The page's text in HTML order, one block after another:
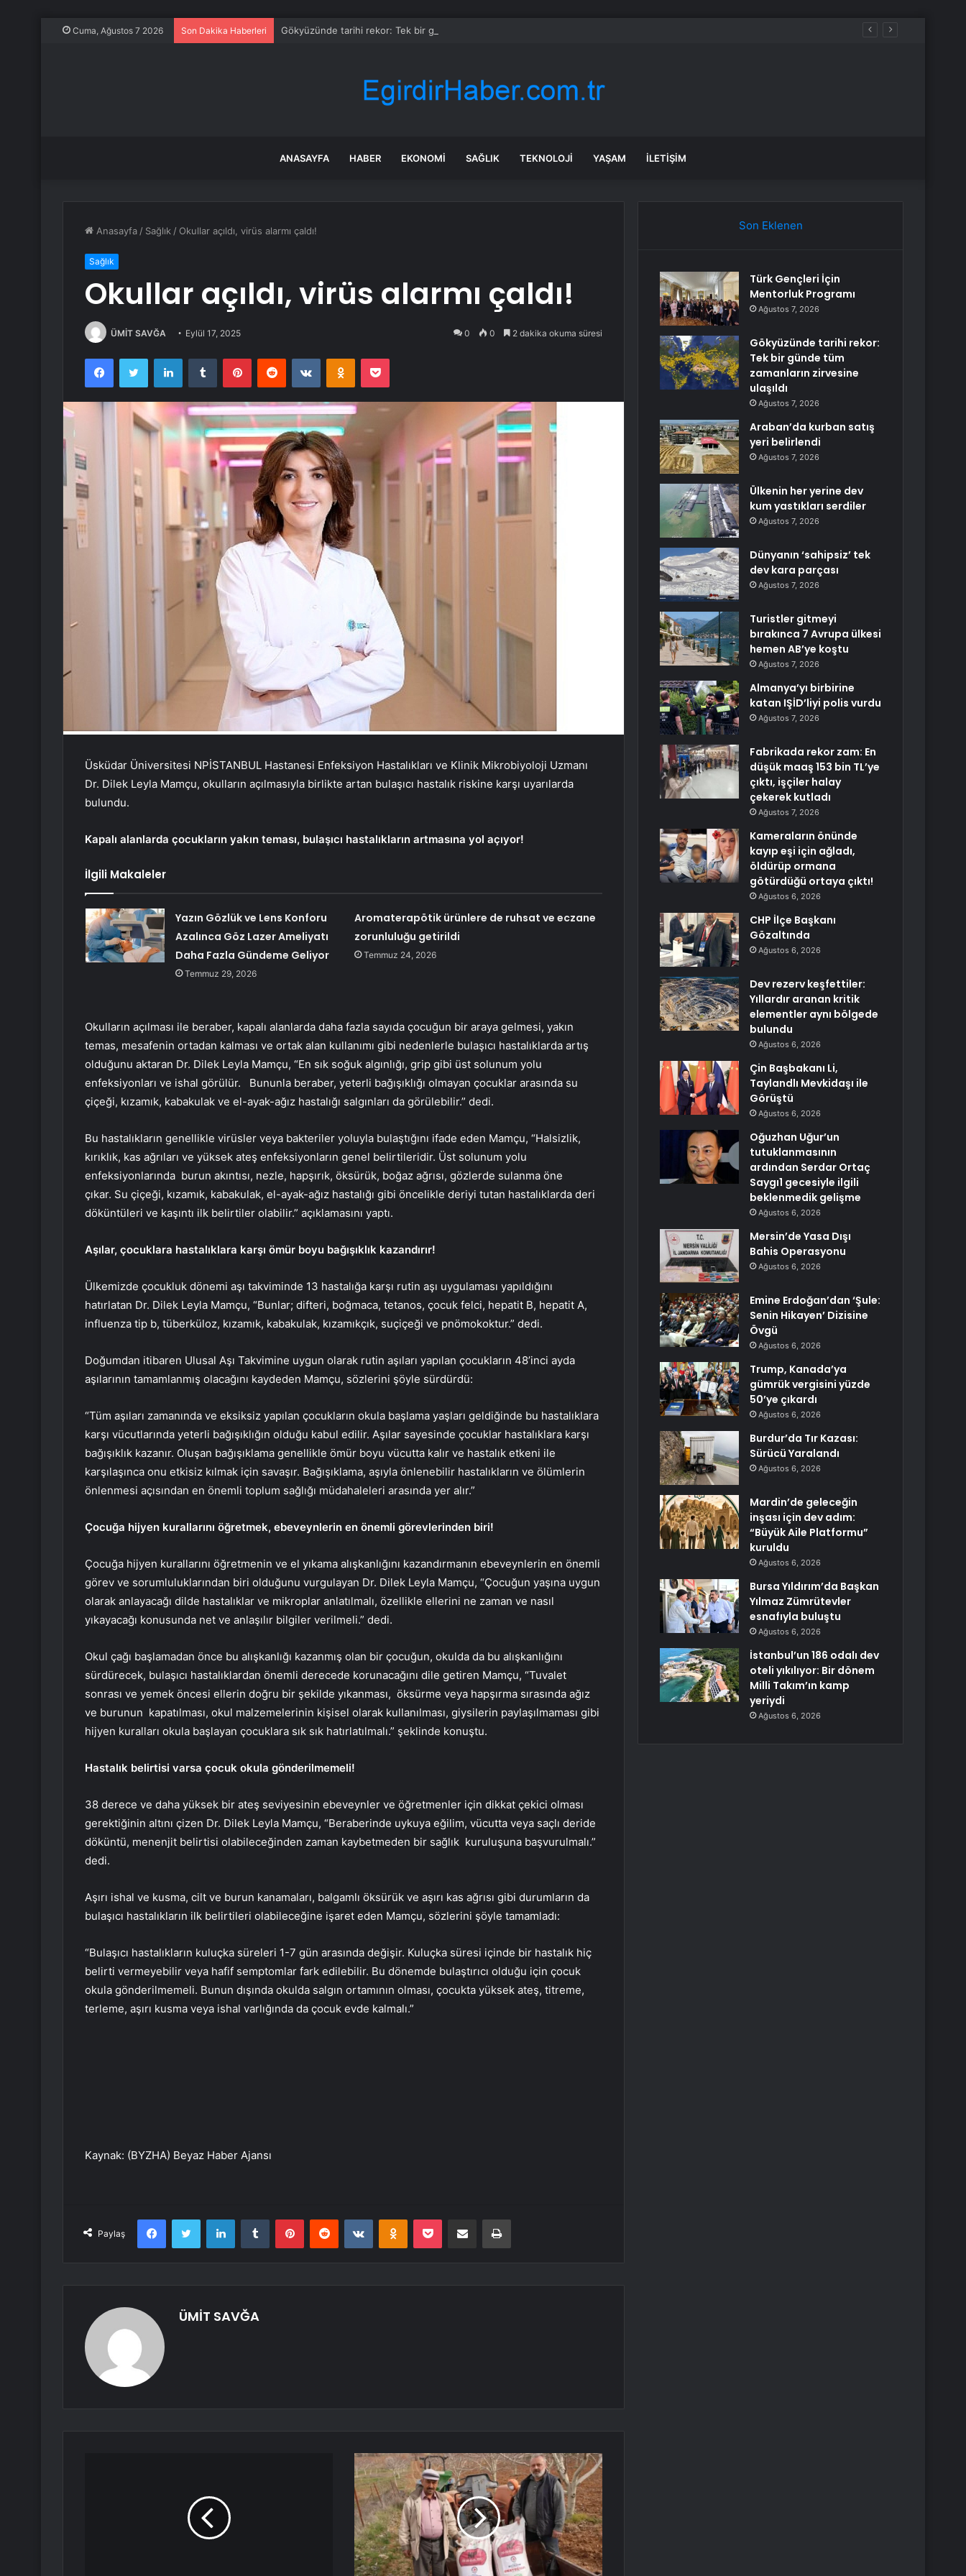
Cuma, Ağustos 7 2026 Son Dakika Haberleri Gökyüzünde tarihi rekor: Tek bir günde tüm zamanların zirvesine ulaşıldı
ANASAYFA HABER EKONOMI SAĞLIK TEKNOLOJI YAŞAM İLETIŞIM
Anasayfa / Sağlık / Okullar açıldı, virüs alarmı çaldı!
Sağlık
Okullar açıldı, virüs alarmı çaldı!
ÜMİT SAVĞA Eylül 17, 2025 0 0 2 dakika okuma süresi
FacebookTwitter LinkedInTumblr PinterestReddit VKontakteOdnoklassniki
Pocket
Üsküdar Üniversitesi NPİSTANBUL Hastanesi Enfeksiyon Hastalıkları ve Klinik Mikrobiyoloji Uzmanı
Dr. Dilek Leyla Mamçu, okulların açılmasıyla birlikte artan bulaşıcı hastalık riskine karşı uyarılarda
bulundu.
Kapalı alanlarda çocukların yakın teması, bulaşıcı hastalıkların artmasına yol açıyor!
İlgili Makaleler
Yazın Gözlük ve Lens Konforu
Azalınca Göz Lazer Ameliyatı
Daha Fazla Gündeme Geliyor
Temmuz 29, 2026
Aromaterapötik ürünlere de ruhsat ve eczane
zorunluluğu getirildi
Temmuz 24, 2026
Okulların açılması ile beraber, kapalı alanlarda daha fazla sayıda çocuğun bir araya gelmesi, yakın
temas, mesafenin ortadan kalması ve ortak alan kullanımı gibi nedenlerle bulaşıcı hastalıklarda artış
olduğunu aktaran Dr. Dilek Leyla Mamçu, “En sık soğuk algınlığı, grip gibi üst solunum yolu
enfeksiyonları ve ishal görülür. Bununla beraber, yeterli bağışıklığı olmayan çocuklar arasında su
çiçeği, kızamık, kabakulak ve el-ayak-ağız hastalığı salgınları da görülebilir.” dedi.
Bu hastalıkların genellikle virüsler veya bakteriler yoluyla bulaştığını ifade eden Mamçu, “Halsizlik,
kırıklık, kas ağrıları ve yüksek ateş enfeksiyonların genel belirtileridir. Üst solunum yolu
enfeksiyonlarında burun akıntısı, nezle, hapşırık, öksürük, boğaz ağrısı, gözlerde sulanma öne
çıkar. Su çiçeği, kızamık, kabakulak, el-ayak-ağız hastalığı gibi öncelikle deriyi tutan hastalıklarda deri
döküntüleri ve kaşıntı ilk belirtiler olabilir.” açıklamasını yaptı.
Aşılar, çocuklara hastalıklara karşı ömür boyu bağışıklık kazandırır!
Ülkemizde çocukluk dönemi aşı takviminde 13 hastalığa karşı rutin aşı uygulaması yapıldığını
hatırlatan Dr. Dilek Leyla Mamçu, “Bunlar; difteri, boğmaca, tetanos, çocuk felci, hepatit B, hepatit A,
influenza tip b, tüberküloz, kızamık, kabakulak, kızamıkçık, suçiçeği ve pnömokoktur.” dedi.
Doğumdan itibaren Ulusal Aşı Takvimine uygun olarak rutin aşıları yapılan çocukların 48’inci ayda
aşılarının tamamlanmış olacağını kaydeden Mamçu, sözlerini şöyle sürdürdü:
“Tüm aşıları zamanında ve eksiksiz yapılan çocukların okula başlama yaşları geldiğinde bu hastalıklara
karşı vücutlarında yeterli bağışıklığın olduğu kabul edilir. Aşılar sayesinde çocuklar hastalıklara karşı
bağışıklık kazanır. Oluşan bağışıklama genellikle ömür boyu vücutta kalır ve hastalık etkeni ile
karşılaşınca onu etkisiz kılmak için savaşır. Bağışıklama, aşıyla önlenebilir hastalıkların ve ölümlerin
önlenmesi açısından en önemli toplum sağlığı müdahaleleri arasında yer alır.”
Çocuğa hijyen kurallarını öğretmek, ebeveynlerin en önemli görevlerinden biri!
Çocuğa hijyen kurallarını öğretmenin ve el yıkama alışkanlığını kazandırmanın ebeveynlerin en önemli
görev ve sorumluluklarından biri olduğunu vurgulayan Dr. Dilek Leyla Mamçu, “Çocuğun yaşına uygun
olarak anlayacağı dilde hastalıklar ve mikroplar anlatılmalı, özellikle ellerini ne zaman ve nasıl
yıkayacağı konusunda net ve anlaşılır bilgiler verilmeli.” dedi.
Okul çağı başlamadan önce bu alışkanlığı kazanmış olan bir çocuğun, okulda da bu alışkanlığını
sürdürecek, bulaşıcı hastalıklardan önemli derecede korunacağını dile getiren Mamçu, “Tuvalet
sonrası ve yemek öncesi ellerin doğru bir şekilde yıkanması, öksürme veya hapşırma sırasında ağız
ve burunun kapatılması, okul malzemelerinin kişisel olarak kullanılması, giysilerin paylaşılmaması gibi
hijyen kuralları okula başlayan çocuklara sık sık hatırlatılmalı.” şeklinde konuştu.
Hastalık belirtisi varsa çocuk okula gönderilmemeli!
38 derece ve daha yüksek bir ateş seviyesinin ebeveynler ve öğretmenler için dikkat çekici olması
gerektiğinin altını çizen Dr. Dilek Leyla Mamçu, “Beraberinde uykuya eğilim, vücutta veya saçlı deride
döküntü, menenjit belirtisi olabileceğinden zaman kaybetmeden bir sağlık kuruluşuna başvurulmalı.”
dedi.
Aşırı ishal ve kusma, cilt ve burun kanamaları, balgamlı öksürük ve aşırı kas ağrısı gibi durumların da
bulaşıcı hastalıkların ilk belirtileri olabileceğine işaret eden Mamçu, sözlerini şöyle tamamladı:
“Bulaşıcı hastalıkların kuluçka süreleri 1-7 gün arasında değişir. Kuluçka süresi içinde bir hastalık hiç
belirti vermeyebilir veya hafif semptomlar fark edilebilir. Bu dönemde bulaştırıcı olduğu için çocuk
okula gönderilmemeli. Bunun dışında okulda salgın ortamının olması, çocukta yüksek ateş, titreme,
terleme, aşırı kusma veya ishal varlığında da çocuk evde kalmalı.”
Kaynak: (BYZHA) Beyaz Haber Ajansı
Paylaş
FacebookTwitter LinkedInTumblr PinterestReddit VKontakteOdnoklassniki
Pocket E-Posta ile paylaş Yazdır
ÜMİT SAVĞA
Son Eklenen
Türk Gençleri İçin
Mentorluk Programı
Ağustos 7, 2026
Gökyüzünde tarihi rekor:
Tek bir günde tüm
zamanların zirvesine
ulaşıldı
Ağustos 7, 2026
Araban’da kurban satış
yeri belirlendi
Ağustos 7, 2026
Ülkenin her yerine dev
kum yastıkları serdiler
Ağustos 7, 2026
Dünyanın ‘sahipsiz’ tek
dev kara parçası
Ağustos 7, 2026
Turistler gitmeyi
bırakınca 7 Avrupa ülkesi
hemen AB’ye koştu
Ağustos 7, 2026
Almanya’yı birbirine
katan IŞİD’liyi polis vurdu
Ağustos 7, 2026
Fabrikada rekor zam: En
düşük maaş 153 bin TL’ye
çıktı, işçiler halay
çekerek kutladı
Ağustos 7, 2026
Kameraların önünde
kayıp eşi için ağladı,
öldürüp ormana
götürdüğü ortaya çıktı!
Ağustos 6, 2026
CHP İlçe Başkanı
Gözaltında
Ağustos 6, 2026
Dev rezerv keşfettiler:
Yıllardır aranan kritik
elementler aynı bölgede
bulundu
Ağustos 6, 2026
Çin Başbakanı Li,
Taylandlı Mevkidaşı ile
Görüştü
Ağustos 6, 2026
Oğuzhan Uğur’un
tutuklanmasının
ardından Serdar Ortaç
Saygı1 gecesiyle ilgili
beklenmedik gelişme
Ağustos 6, 2026
Mersin’de Yasa Dışı
Bahis Operasyonu
Ağustos 6, 2026
Emine Erdoğan’dan ‘Şule:
Senin Hikayen’ Dizisine
Övgü
Ağustos 6, 2026
Trump, Kanada’ya
gümrük vergisini yüzde
50’ye çıkardı
Ağustos 6, 2026
Burdur’da Tır Kazası:
Sürücü Yaralandı
Ağustos 6, 2026
Mardin’de geleceğin
inşası için dev adım:
“Büyük Aile Platformu”
kuruldu
Ağustos 6, 2026
Bursa Yıldırım’da Başkan
Yılmaz Zümrütevler
esnafıyla buluştu
Ağustos 6, 2026
İstanbul’un 186 odalı dev
oteli yıkılıyor: Bir dönem
Milli Takım’ın kamp
yeriydi
Ağustos 6, 2026